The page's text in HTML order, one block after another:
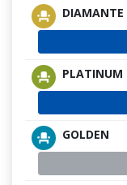
DIAMANTE
PLATINUM
GOLDEN